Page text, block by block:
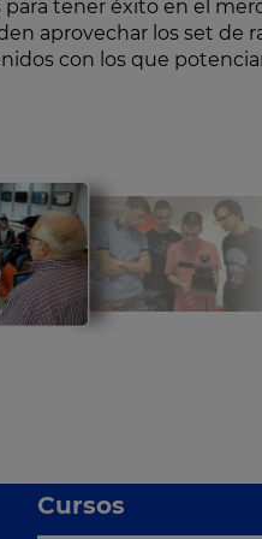
para tener éxito en el
aprovechar los set de
con los que
Cursos